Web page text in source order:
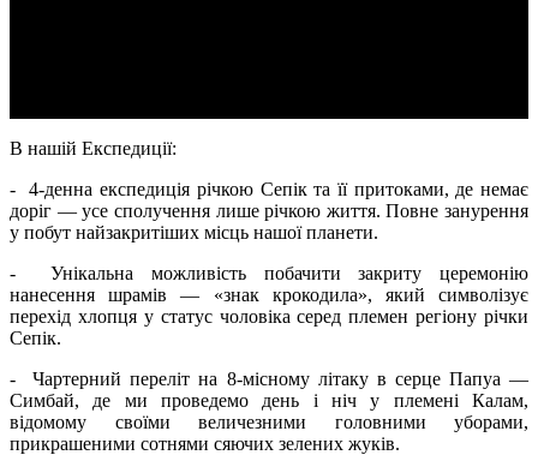
В нашій Експедиції:
- 4-денна експедиція річкою Сепік та її притоками, де немає
доріг — усе сполучення лише річкою життя. Повне занурення
у побут найзакритіших місць нашої планети.
- Унікальна можливість побачити закриту церемонію
нанесення шрамів — «знак крокодила», який символізує
перехід хлопця у статус чоловіка серед племен регіону річки
Сепік.
- Чартерний переліт на 8-місному літаку в серце Папуа —
Симбай, де ми проведемо день і ніч у племені Калам,
відомому своїми величезними головними уборами,
прикрашеними сотнями сяючих зелених жуків.